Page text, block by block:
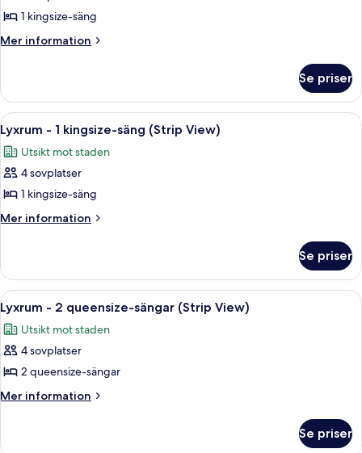
-
1
-
utsikt
mot
staden
(Prestige
Club
Lounge)
1 kingsize-säng
Mer information
Mer
-
kingsize-
säng
-
utsikt
staden
(Prestige
Club
Se priser
Öppna
alla
foton
för
Lyxrum
-
säng
(Strip
View)
Ett modernt hotellrum med utsikt
7
Lyxrum - 1 kingsize-säng (Strip View)
Utsikt mot staden
4 sovplatser
1 kingsize-säng
Mer information
Mer
-
kingsize-
säng
(Strip
View)
Se priser
Öppna
alla
foton
för
Lyxrum
-
sängar
Ett modernt hotellrum med utsikt
6
Lyxrum - 2 queensize-sängar (Strip View)
Utsikt mot staden
4 sovplatser
2 queensize-sängar
Mer information
Mer
Se priser